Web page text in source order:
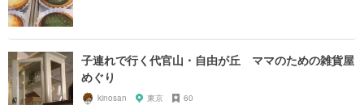
子連れで行く代官山・自由が丘 ママのための雑貨屋
めぐり
kinosan 東京 60